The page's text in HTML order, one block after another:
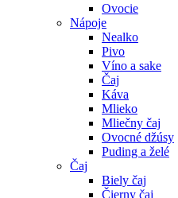
Ovocie
Nápoje
Nealko
Pivo
Víno a sake
Čaj
Káva
Mlieko
Mliečny čaj
Ovocné džúsy
Puding a želé
Čaj
Biely čaj
Čierny čaj